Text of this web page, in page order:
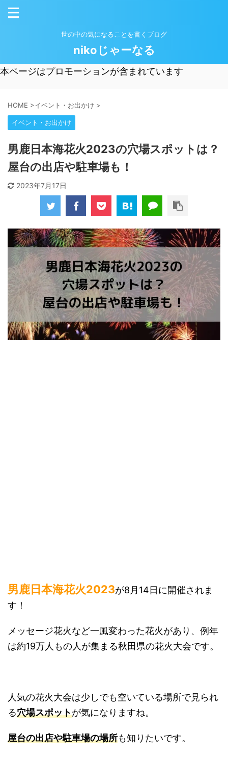
世の中の気になることを書くブログ
nikoじゃーなる
本ページはプロモーションが含まれています
HOME >イベント・お出かけ >
イベント・お出かけ
男鹿日本海花火2023の穴場スポットは？
屋台の出店や駐車場も！
2023年7月17日
男鹿日本海花火2023が8月14日に開催されま
す！
メッセージ花火など一風変わった花火があり、例年
は約19万人もの人が集まる秋田県の花火大会です。
人気の花火大会は少しでも空いている場所で見られ
る穴場スポットが気になりますね。
屋台の出店や駐車場の場所も知りたいです。